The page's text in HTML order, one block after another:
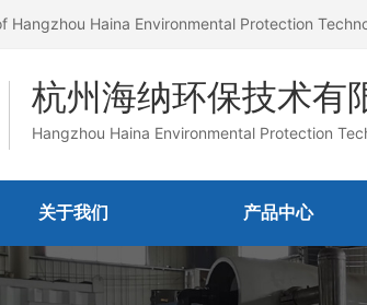
Hangzhou Haina Environmental Protection
杭州海纳环保技术有
Hangzhou Haina Environmental Protection
关于我们 产品中心